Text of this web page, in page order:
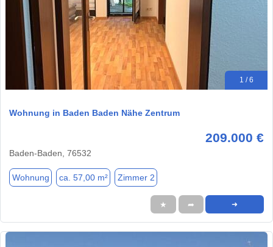
1 / 6
Wohnung in Baden Baden Nähe Zentrum
209.000 €
Baden-Baden, 76532
Wohnung ca. 57,00 m² Zimmer 2
★ ➦ ➜